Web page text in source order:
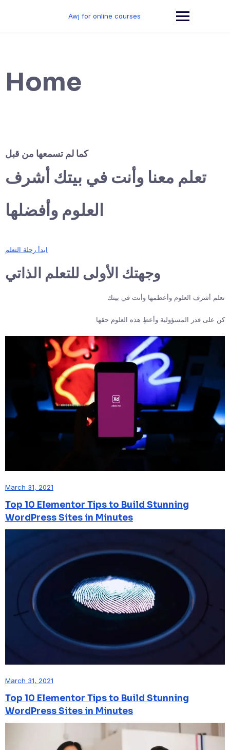
Awj for online courses
Home
كما لم تسمعها من قبل
تعلم معنا وأنت في بيتك أشرف
العلوم وأفضلها
ابدأ رحلة التعلم
وجهتك الأولى للتعلم الذاتي
تعلم أشرف العلوم وأعظمها وأنت في بيتك
كن على قدر المسؤولية وأعطِ هذه العلوم حقها
March 31, 2021
Top 10 Elementor Tips to Build Stunning
WordPress Sites in Minutes
March 31, 2021
Top 10 Elementor Tips to Build Stunning
WordPress Sites in Minutes